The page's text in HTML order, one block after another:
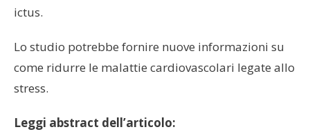
ictus.
Lo studio potrebbe fornire nuove informazioni su
come ridurre le malattie cardiovascolari legate allo
stress.
Leggi abstract dell’articolo: